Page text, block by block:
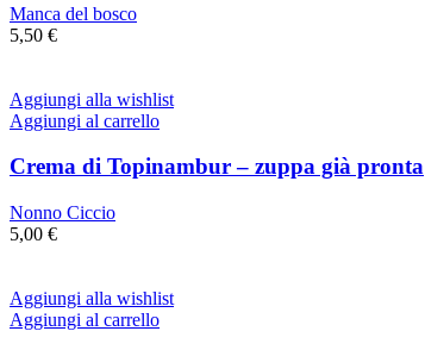
Manca del bosco
5,50 €
Aggiungi alla wishlist
Aggiungi al carrello
Crema di Topinambur – zuppa già pronta
Nonno Ciccio
5,00 €
Aggiungi alla wishlist
Aggiungi al carrello